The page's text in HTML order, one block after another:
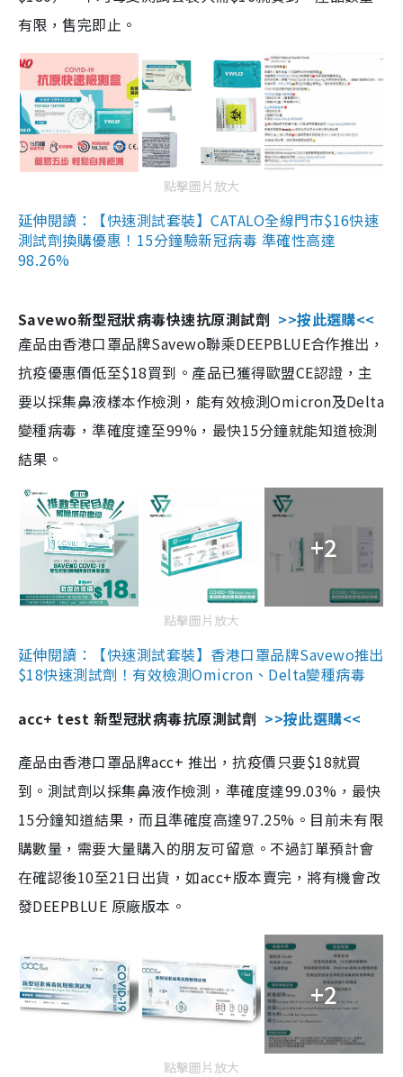
有限，售完即止。
點擊圖片放大
延伸閱讀：【快速測試套裝】CATALO全線門市$16快速
測試劑換購優惠！15分鐘驗新冠病毒 準確性高達
98.26%
Savewo新型冠狀病毒快速抗原測試劑 >>按此選購<<
產品由香港口罩品牌Savewo聯乘DEEPBLUE合作推出，
抗疫優惠價低至$18買到。產品已獲得歐盟CE認證，主
要以採集鼻液樣本作檢測，能有效檢測Omicron及Delta
變種病毒，準確度達至99%，最快15分鐘就能知道檢測
結果。
+2
點擊圖片放大
延伸閱讀：【快速測試套裝】香港口罩品牌Savewo推出
$18快速測試劑！有效檢測Omicron、Delta變種病毒
acc+ test 新型冠狀病毒抗原測試劑 >>按此選購<<
產品由香港口罩品牌acc+ 推出，抗疫價只要$18就買
到。測試劑以採集鼻液作檢測，準確度達99.03%，最快
15分鐘知道結果，而且準確度高達97.25%。目前未有限
購數量，需要大量購入的朋友可留意。不過訂單預計會
在確認後10至21日出貨，如acc+版本賣完，將有機會改
發DEEPBLUE 原廠版本。
+2
點擊圖片放大